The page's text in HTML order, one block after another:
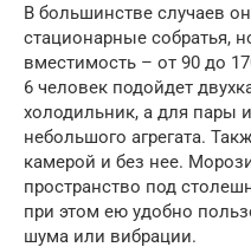
В большинстве случаев
стационарные собратья,
вместимость – от 90 до
6 человек подойдет
холодильник, а для пары
небольшого агрегата.
камерой и без нее.
пространство под
при этом ею удобно
шума или вибрации.